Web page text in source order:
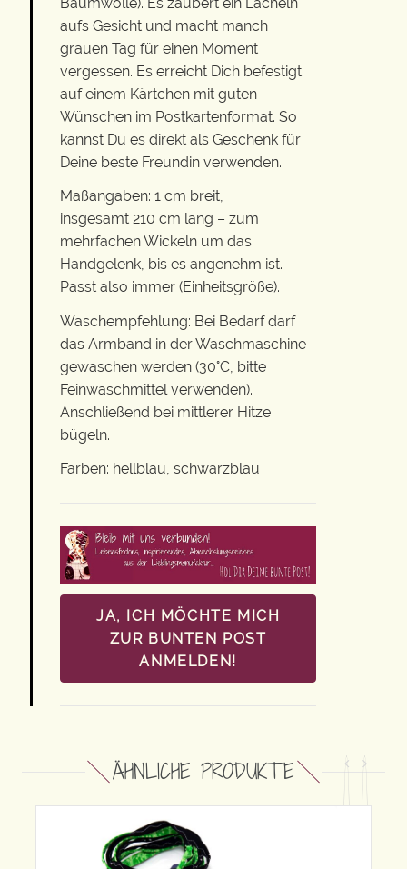
aufs Gesicht und macht manch
grauen Tag für einen Moment
vergessen. Es erreicht Dich befestigt
auf einem Kärtchen mit guten
Wünschen im Postkartenformat. So
kannst Du es direkt als Geschenk für
Deine beste Freundin verwenden.
Maßangaben: 1 cm breit,
insgesamt 210 cm lang – zum
mehrfachen Wickeln um das
Handgelenk, bis es angenehm ist.
Passt also immer (Einheitsgröße).
Waschempfehlung: Bei Bedarf darf
das Armband in der Waschmaschine
gewaschen werden (30°C, bitte
Feinwaschmittel verwenden).
Anschließend bei mittlerer Hitze
bügeln.
Farben: hellblau, schwarzblau
JA, ICH MÖCHTE MICH
ZUR BUNTEN POST
ANMELDEN!
ÄHNLICHE PRODUKTE